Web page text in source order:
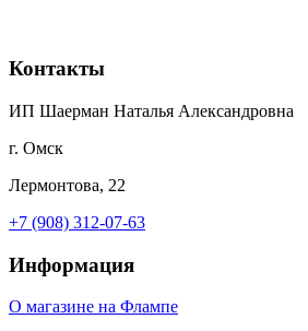
Контакты
ИП Шаерман Наталья Александровна
г. Омск
Лермонтова, 22
+7 (908) 312-07-63
Информация
О магазине на Флампе